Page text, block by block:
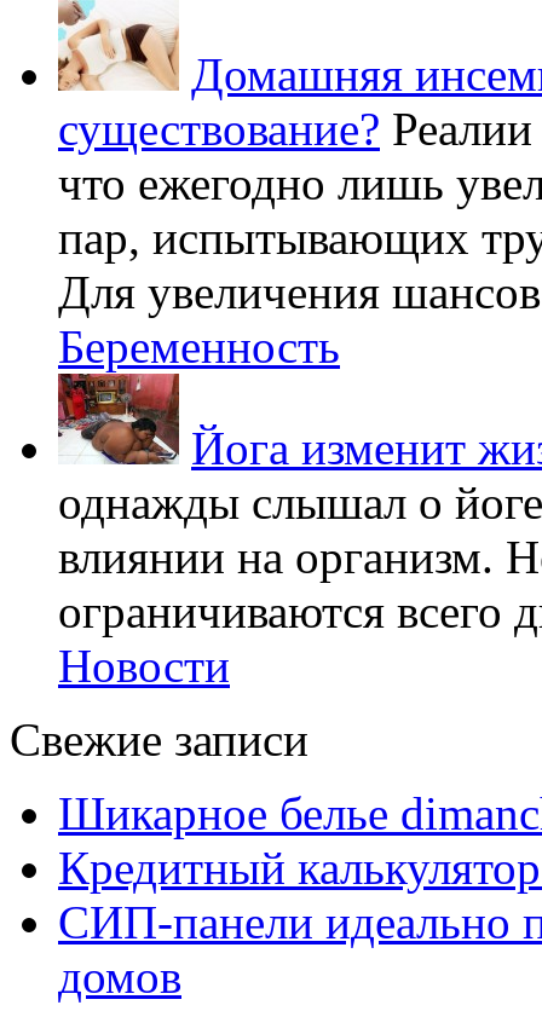
Домашняя
существование?
что ежегодно лишь
пар, испытывающих
Для увеличения
Беременность
Йога изменит
однажды слышал о
влиянии на организм.
ограничиваются всего
Новости
Свежие записи
Шикарное белье
Кредитный
СИП-панели идеально
домов